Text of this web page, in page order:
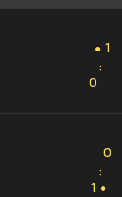
● 1
:
0
0
:
1 ●